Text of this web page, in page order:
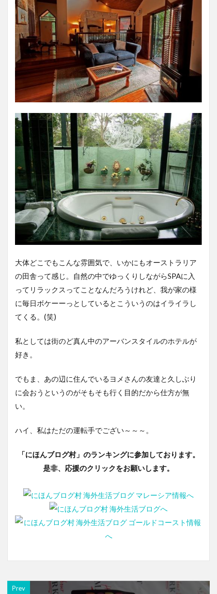
大体どこでもこんな雰囲気で、いかにもオーストラリア
の田舎って感じ。自然の中でゆっくりしながらSPAに入
ってリラックスってことなんだろうけれど、我が家の様
に毎日ボケーーっとしているとこういうのはイライラし
てくる。(笑)
私としては街のど真ん中のアーバンスタイルのホテルが
好き。
でもま、あの辺に住んでいるヨメさんの友達と久しぶり
に会おうというのがそもそも行く目的だから仕方が無
い。
ハイ、私はただの運転手でござい～～～。
「にほんブログ村」のランキングに参加しております。
是非、応援のクリックをお願いします。
Prev